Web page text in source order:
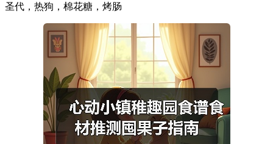
圣代，热狗，棉花糖，烤肠